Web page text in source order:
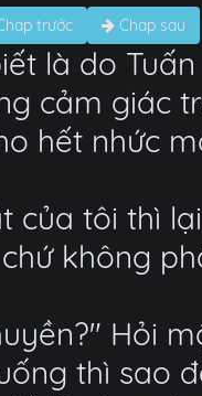
trước Chap sau
là do
cảm giác
hết nhức
của tôi thì
không
Hỏi
thì sao